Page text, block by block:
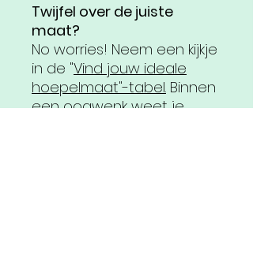
Twijfel over de juiste
maat?
No worries! Neem een kijkje
in de "Vind jouw ideale
hoepelmaat"-tabel. Binnen
een oogwenk weet je